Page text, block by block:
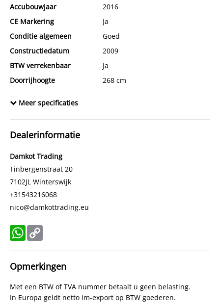
Accubouwjaar
2016
CE Markering
Ja
Conditie algemeen
Goed
Constructiedatum
2009
BTW verrekenbaar
Ja
Doorrijhoogte
268 cm
Meer specificaties
Dealerinformatie
Damkot Trading
Tinbergenstraat 20
7102JL Winterswijk
+31543216068
nico@damkottrading.eu
WhatsApp
Link
Opmerkingen
Met een BTW of TVA nummer betaalt u geen belasting.
In Europa geldt netto im-export op BTW goederen.